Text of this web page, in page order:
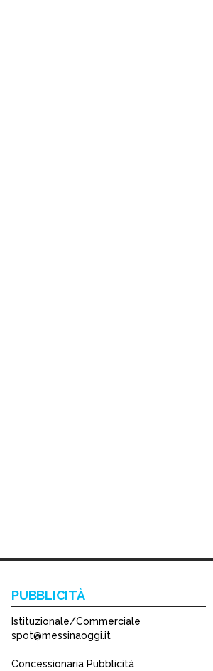
PUBBLICITÀ
Istituzionale/Commerciale
spot@messinaoggi.it
Concessionaria Pubblicità